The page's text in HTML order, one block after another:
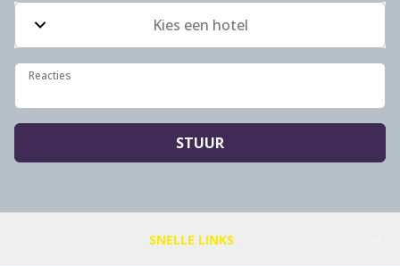
Kies een hotel
Reacties
Reacties
STUUR
SNELLE LINKS